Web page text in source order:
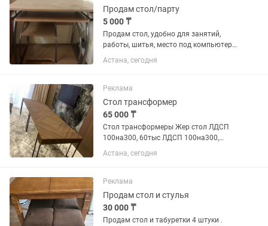
Продам стол/парту
5 000 ₸
Продам стол, удобно для занятий,
работы, шитья, место под компьютер
(системный блок), полки для книг, одна
полка выдвижная.
Астана, сегодня
Реклама
Стол трансформер
65 000 ₸
Стол трансформеры Жер стол ЛДСП
100на300, 60тыс ЛДСП 100на300,
65тыс ЛДСП с мет ножками. 100на300,
85тыс ЛДСП с мет ножками 100на400,
100на400, 130тыс Круглый стол...
Астана, сегодня
Реклама
Продам стол и стулья
30 000 ₸
Продам стол и табуретки 4 штуки .